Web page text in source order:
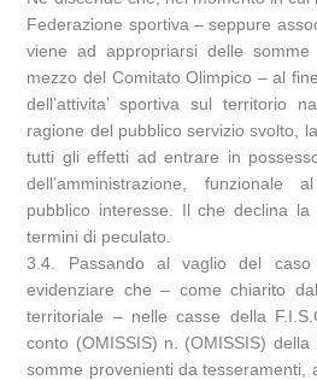
Federazione sportiva – seppure
viene ad appropriarsi delle
mezzo del Comitato Olimpico – al
dell’attivita’ sportiva sul territorio
ragione del pubblico servizio svolto,
tutti gli effetti ad entrare in
dell’amministrazione,
pubblico interesse. Il che declina la
termini di peculato.
3.4. Passando al vaglio del
evidenziare che – come chiarito
territoriale – nelle casse della
conto (OMISSIS) n. (OMISSIS) della
somme provenienti da tesseramenti,